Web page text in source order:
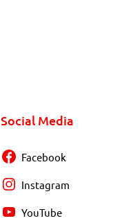
Social Media
Facebook
Instagram
YouTube